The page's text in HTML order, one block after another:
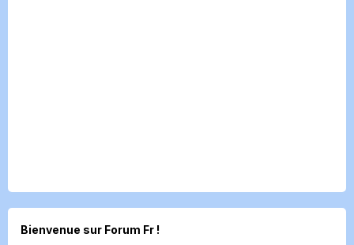
Bienvenue sur Forum Fr !